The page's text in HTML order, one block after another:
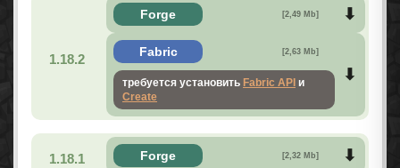
1.18.2
Forge [2,49 Mb]
Fabric [2,63 Mb]
требуется установить Fabric API и
Create
1.18.1 Forge [2,32 Mb]